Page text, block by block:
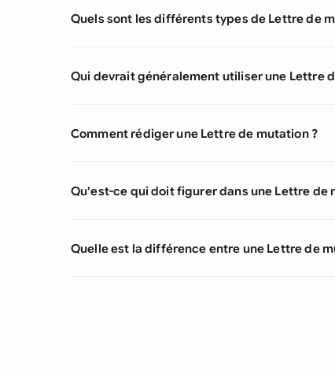
Quels sont les différents types de Lettre de
Qui devrait généralement utiliser une Lettre
Comment rédiger une Lettre de mutation ?
Qu'est-ce qui doit figurer dans une Lettre de
Quelle est la différence entre une Lettre de